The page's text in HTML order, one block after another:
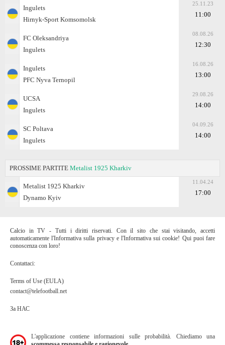
Ingulets
Hirnyk-Sport Komsomolsk
25.11.23
11:00
FC Oleksandriya
Ingulets
08.08.26
12:30
Ingulets
PFC Nyva Ternopil
16.08.26
13:00
UCSA
Ingulets
29.08.26
14:00
SC Poltava
Ingulets
04.09.26
14:00
PROSSIME PARTITE Metalist 1925 Kharkiv
Metalist 1925 Kharkiv
Dynamo Kyiv
11.04.24
17:00
Calcio in TV - Tutti i diritti riservati. Con il sito che stai visitando, accetti
automaticamente l'Informativa sulla privacy e l'Informativa sui cookie! Qui puoi fare
conoscenza con loro!
Contattaci:
Terms of Use (EULA)
contact@telefootball.net
За НАС
L'applicazione contiene informazioni sulle probabilità. Chiediamo una